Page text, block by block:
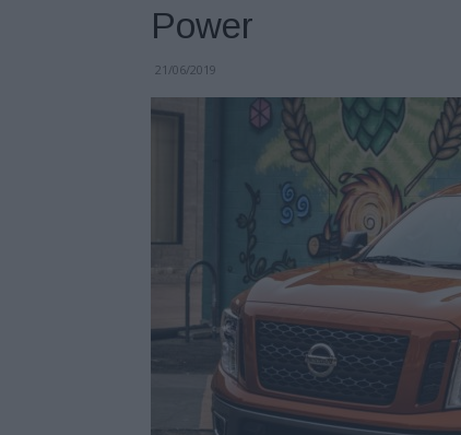
Power
21/06/2019